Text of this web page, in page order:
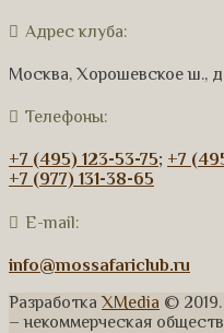
Адрес клуба:
Москва, Хорошевское ш.,
Телефоны:
+7 (495) 123-53-75; +7
+7 (977) 131-38-65
E-mail:
info@mossafariclub.ru
Разработка XMedia ©
– некоммерческая